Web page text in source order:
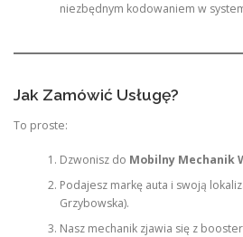
niezbędnym kodowaniem w
Jak Zamówić Usługę?
To proste:
Dzwonisz do Mobilny Mechanik
Podajesz markę auta i swoją
Grzybowska).
Nasz mechanik zjawia się z